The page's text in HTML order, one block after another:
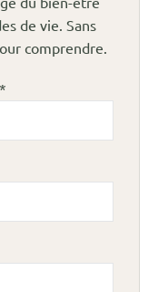
de vie. Sans
comprendre.